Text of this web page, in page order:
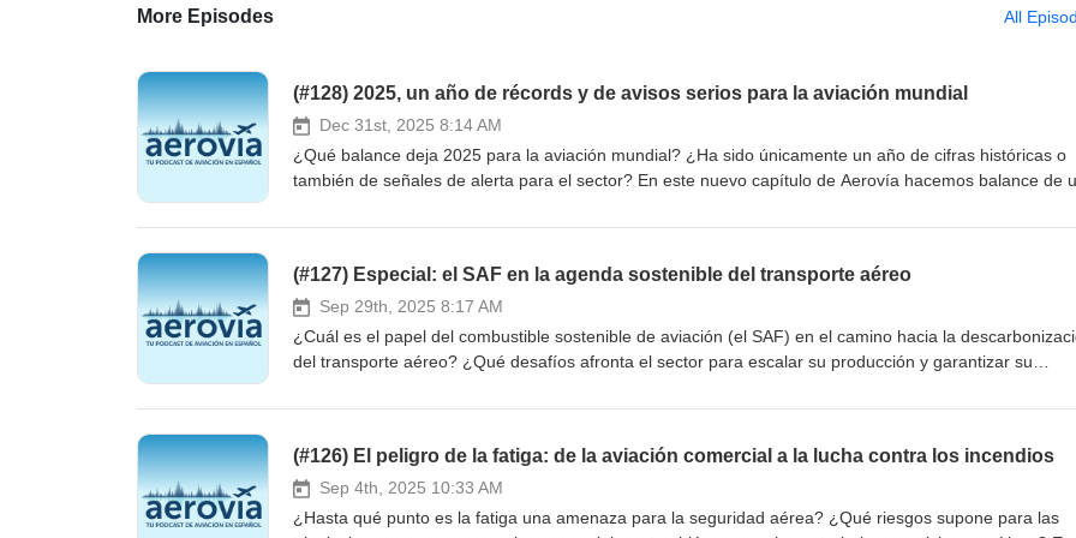
More Episodes All
(#128) 2025, un año de récords y de avisos serios para la aviación mundial
Dec 31st, 2025 8:14 AM
¿Qué balance deja 2025 para la aviación mundial? ¿Ha sido únicamente un año de cifras históricas o
también de señales de alerta para el sector? En este nuevo capítulo de Aerovía hacemos balance de
Lo analizamos con Pablo Díaz, director editorial de Aviacionline, y con Eduardo Gavilán, editor de
últimos doce meses. En la segunda parte del capítulo, ponemos el foco en el futuro del sector y en la
formación de los próximos profesionales de la aviación. Conocemos Aviation Campus, la iniciativa que
a dos escuelas canarias para crear sinergias en la formación aeronáutica en las islas. Hablamos con
Nazaret González, gerente de Brok-air Aviation Academy, y con Mario Pons, CEO de Canavia, sobre
Aerovía: '2025, un año de récords y de avisos serios para la aviación mundial'.
(#127) Especial: el SAF en la agenda sostenible del transporte aéreo
Sep 29th, 2025 8:17 AM
¿Cuál es el papel del combustible sostenible de aviación (el SAF) en el camino hacia la
del transporte aéreo? ¿Qué desafíos afronta el sector para escalar su producción y garantizar su
semana pasada en el Espacio Bertelsmann de Madrid, abordamos una de las grandes revoluciones
comercial en Commercial and Clean Energies de Moeve, acerca del SAF como herramienta clave para
aviación más sostenible. A continuación, analizamos los avances tecnológicos, los proyectos
las oportunidades que este nuevo combustible abre para España y Europa en un diálogo con Marta
(#126) El peligro de la fatiga: de la aviación comercial a la lucha contra los incendios
Sep 4th, 2025 10:33 AM
¿Hasta qué punto es la fatiga una amenaza para la seguridad aérea? ¿Qué riesgos supone para las